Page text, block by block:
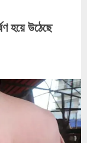
হয়ে উঠেছে